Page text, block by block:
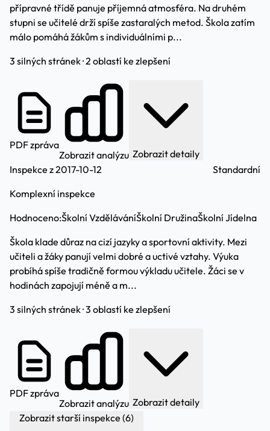
přípravné třídě panuje příjemná atmosféra. Na druhém
stupni se učitelé drží spíše zastaralých metod. Škola zatím
málo pomáhá žákům s individuálními p...
3 silných stránek · 2 oblastí ke zlepšení
PDF zpráva
Zobrazit analýzu Zobrazit detaily
Inspekce z 2017-10-12
Komplexní inspekce
Standardní
Hodnoceno:Školní VzděláváníŠkolní DružinaŠkolní Jídelna
Škola klade důraz na cizí jazyky a sportovní aktivity. Mezi
učiteli a žáky panují velmi dobré a uctivé vztahy. Výuka
probíhá spíše tradičně formou výkladu učitele. Žáci se v
hodinách zapojují méně a m...
3 silných stránek · 3 oblastí ke zlepšení
PDF zpráva
Zobrazit analýzu Zobrazit detaily
Zobrazit starší inspekce (6)